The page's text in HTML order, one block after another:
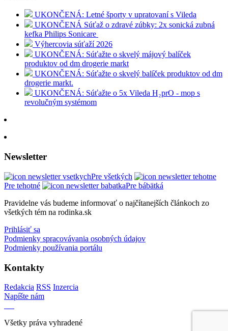
UKONČENÁ: Letné športy v upratovaní s Vileda
UKONČENÁ Súťaž o zdravé zúbky: 2x sonická zubná
kefka Philips Sonicare
Výhercovia súťaží 2026
UKONČENÁ: Súťažte o skvelý májový balíček
produktov od dm drogerie markt
UKONČENÁ: Súťažte o skvelý balíček produktov od dm
drogerie markt.
UKONČENÁ: Súťažte o 5x Vileda H₂prO - mop s
revolučným systémom
Newsletter
Pre všetkých
Pre tehotné
Pre bábätká
Pravidelne vás budeme informovať o najčítanejších článkoch zo
všetkých tém na rodinka.sk
Prihlásiť sa
Podmienky spracovávania osobných údajov
Podmienky používania portálu
Kontakty
Redakcia RSS Inzercia
Napíšte nám
Všetky práva vyhradené